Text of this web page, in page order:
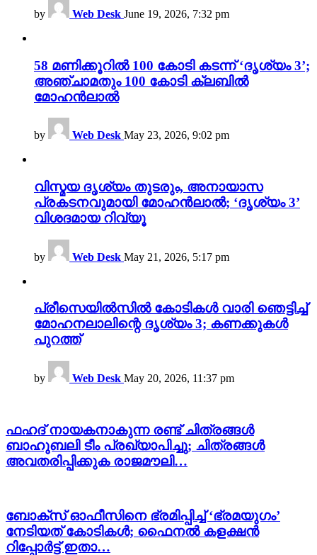
by Web Desk June 19, 2026, 7:32 pm
58 മണിക്കൂറിൽ 100 കോടി കടന്ന് ‘ദൃശ്യം 3’;
അഞ്ചാമതും 100 കോടി ക്ലബിൽ
മോഹൻലാൽ
by Web Desk May 23, 2026, 9:02 pm
വിസ്മയ ദൃശ്യം തുടരും, അനായാസ
പ്രകടനവുമായി മോഹൻലാൽ; ‘ദൃശ്യം 3’
വിശദമായ റിവ്യൂ
by Web Desk May 21, 2026, 5:17 pm
പ്രീസെയിൽസിൽ കോടികൾ വാരി ഞെട്ടിച്ച്
മോഹനലാലിന്റെ ദൃശ്യം 3; കണക്കുകൾ
പുറത്ത്
by Web Desk May 20, 2026, 11:37 pm
ഫഹദ് നായകനാകുന്ന രണ്ട് ചിത്രങ്ങൾ
ബാഹുബലി ടീം പ്രഖ്യാപിച്ചു; ചിത്രങ്ങൾ
അവതരിപ്പിക്കുക രാജമൗലി…
ബോക്സ് ഓഫീസിനെ ഭ്രമിപ്പിച്ച് ‘ഭ്രമയുഗം’
നേടിയത് കോടികൾ; ഫൈനൽ കളക്ഷൻ
റിപ്പോർട്ട് ഇതാ…